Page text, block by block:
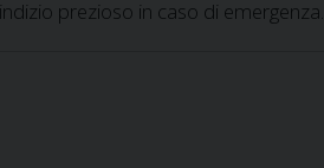
prezioso in caso di emergenza.